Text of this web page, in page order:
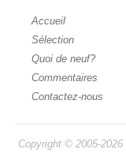
Accueil
Sélection
Quoi de neuf?
Commentaires
Contactez-nous
Copyright © 2005-2026